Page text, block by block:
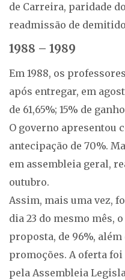
de Carreira, paridade
readmissão de
1988 – 1989
Em 1988, os
após entregar, em
de 61,65%; 15% de
O governo apresentou
antecipação de 70%.
em assembleia geral,
outubro.
Assim, mais uma vez,
dia 23 do mesmo mês,
proposta, de 96%,
promoções. A oferta foi
pela Assembleia